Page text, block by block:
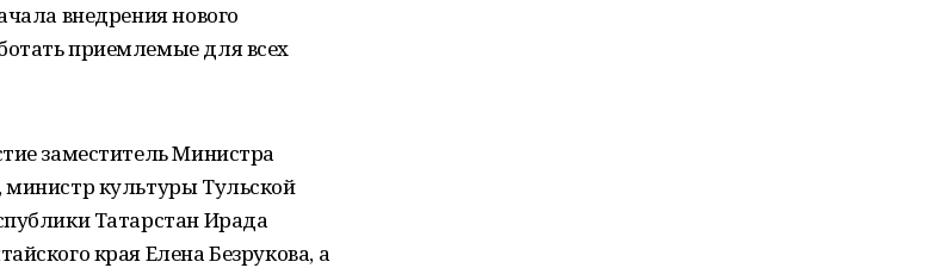
внедрения нового
приемлемые для всех
заместитель Министра
культуры Тульской
Татарстан Ирада
края Елена Безрукова, а